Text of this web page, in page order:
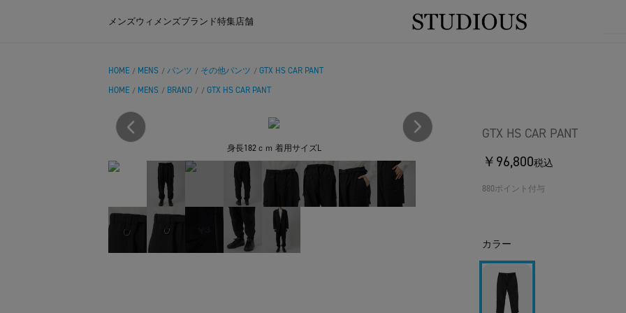
メンズウィメンズブランド特集店舗
HOME / MENS / パンツ / その他パンツ / GTX HS CAR PANT
HOME / MENS / BRAND / / GTX HS CAR PANT
身長182ｃｍ 着用サイズL
GTX HS CAR PANT
￥96,800税込
880ポイント付与
カラー